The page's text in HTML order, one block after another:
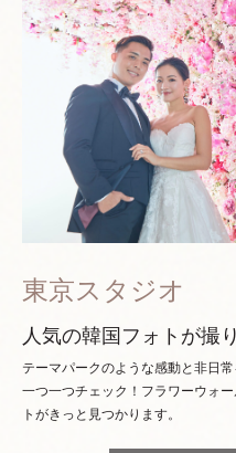
東京スタジオ
人気の韓国フォトが撮
テーマパークのような感動と非日
一つ一つチェック！ フラワーウォ
トがきっと見つかります。